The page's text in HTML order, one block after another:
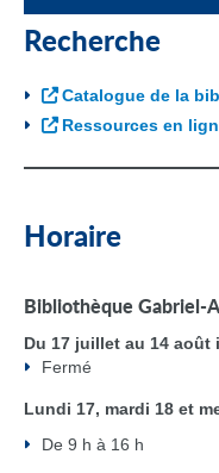
Recherche
Catalogue de la
Ressources en
Horaire
Bibliothèque Gabriel-
Du 17 juillet au 14 août
Fermé
Lundi 17, mardi 18 et
De 9 h à 16 h